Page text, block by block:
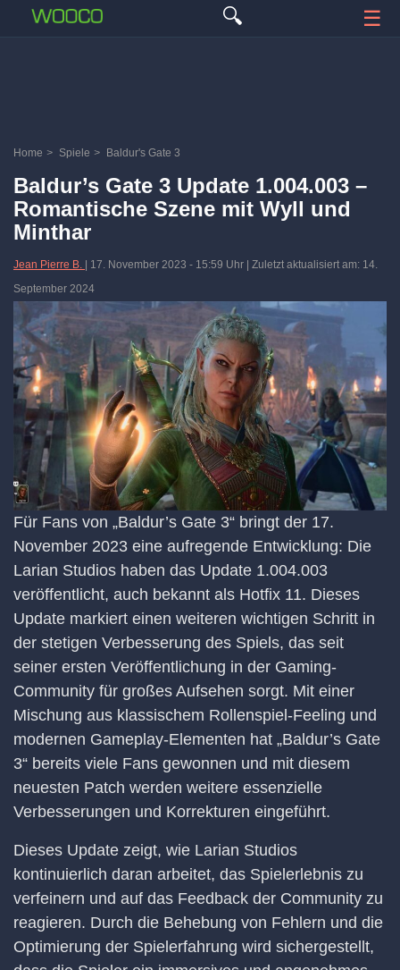
🔍 ☰
Home > Spiele > Baldur's Gate 3
Baldur’s Gate 3 Update 1.004.003 –
Romantische Szene mit Wyll und
Minthar
Jean Pierre B. 17. November 2023 - 15:59 Uhr | Zuletzt aktualisiert am: 14.
September 2024
Für Fans von „Baldur’s Gate 3“ bringt der 17.
November 2023 eine aufregende Entwicklung: Die
Larian Studios haben das Update 1.004.003
veröffentlicht, auch bekannt als Hotfix 11. Dieses
Update markiert einen weiteren wichtigen Schritt in
der stetigen Verbesserung des Spiels, das seit
seiner ersten Veröffentlichung in der Gaming-
Community für großes Aufsehen sorgt. Mit einer
Mischung aus klassischem Rollenspiel-Feeling und
modernen Gameplay-Elementen hat „Baldur’s Gate
3“ bereits viele Fans gewonnen und mit diesem
neuesten Patch werden weitere essenzielle
Verbesserungen und Korrekturen eingeführt.
Dieses Update zeigt, wie Larian Studios
kontinuierlich daran arbeitet, das Spielerlebnis zu
verfeinern und auf das Feedback der Community zu
reagieren. Durch die Behebung von Fehlern und die
Optimierung der Spielerfahrung wird sichergestellt,